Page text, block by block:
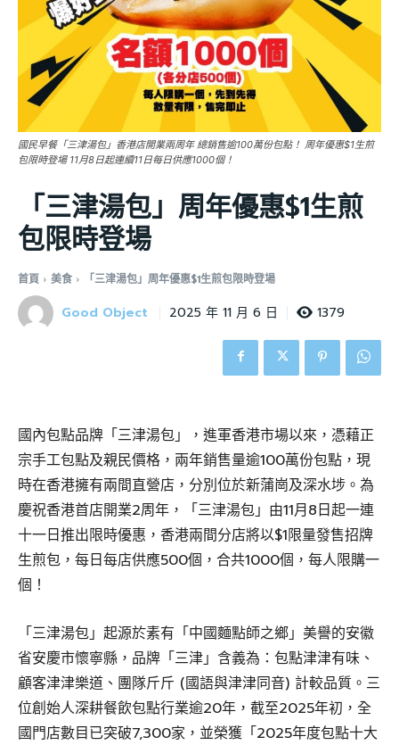
國民早餐「三津湯包」香港店開業兩周年 總銷售逾100萬份包點！ 周年優惠$1生煎
包限時登場 11月8日起連續11日每日供應1000個！
「三津湯包」周年優惠$1生煎
包限時登場
首頁 美食 「三津湯包」周年優惠$1生煎包限時登場
Good Object 2025 年 11 月 6 日 1379
國內包點品牌「三津湯包」，進軍香港市場以來，憑藉正
宗手工包點及親民價格，兩年銷售量逾100萬份包點，現
時在香港擁有兩間直營店，分別位於新蒲崗及深水埗。為
慶祝香港首店開業2周年，「三津湯包」由11月8日起一連
十一日推出限時優惠，香港兩間分店將以$1限量發售招牌
生煎包，每日每店供應500個，合共1000個，每人限購一
個！
「三津湯包」起源於素有「中國麵點師之鄉」美譽的安徽
省安慶市懷寧縣，品牌「三津」含義為：包點津津有味、
顧客津津樂道、團隊斤斤 (國語與津津同音) 計較品質。三
位創始人深耕餐飲包點行業逾20年，截至2025年初，全
國門店數目已突破7,300家，並榮獲「2025年度包點十大